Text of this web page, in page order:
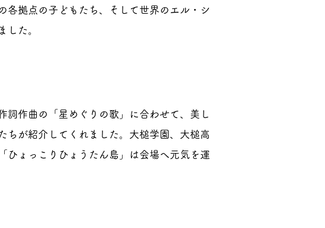
各拠点の子どもたち、そして世界のエル・シ
した。​
作曲の「星めぐりの歌」に合わせて、美し
ちが紹介してくれました。大槌学園、大槌高
ひょっこりひょうたん島」は会場へ元気を運